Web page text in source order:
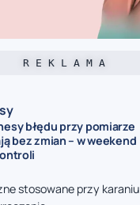
R E K L A M A
błędu przy pomiarze
bez zmian – w weekend
stosowane przy karaniu